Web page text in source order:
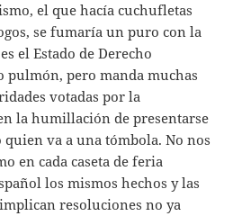
el que hacía cuchufletas
se fumaría un puro con la
el Estado de Derecho
pulmón, pero manda muchas
votadas por la
la humillación de presentarse
quien va a una tómbola. No nos
en cada caseta de feria
los mismos hechos y las
resoluciones no ya